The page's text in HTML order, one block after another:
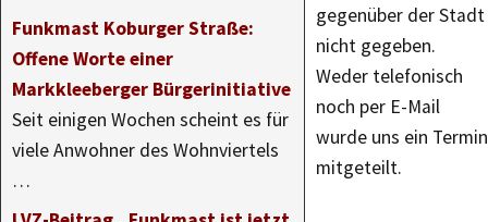
Funkmast Koburger Straße:
Offene Worte einer
Markkleeberger Bürgerinitiative
Seit einigen Wochen scheint es für
viele Anwohner des Wohnviertels
…
gegenüber der Stadt
nicht gegeben.
Weder telefonisch
noch per E-Mail
wurde uns ein Termin
mitgeteilt.